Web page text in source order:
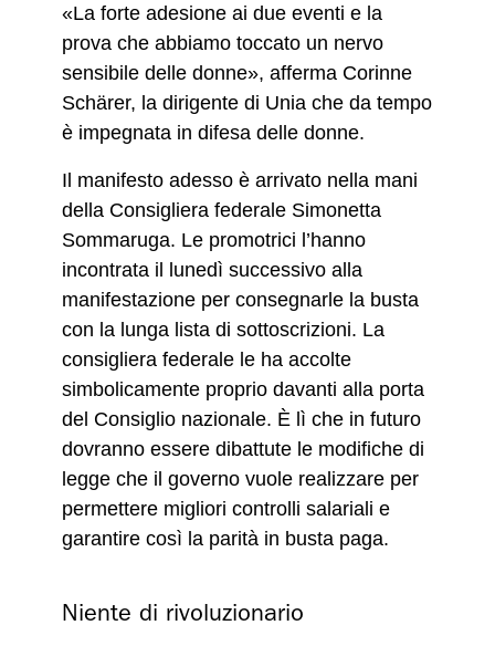
«La forte adesione ai due eventi e la
prova che abbiamo toccato un nervo
sensibile delle donne», afferma Corinne
Schärer, la dirigente di Unia che da tempo
è impegnata in difesa delle donne.
Il manifesto adesso è arrivato nella mani
della Consigliera federale Simonetta
Sommaruga. Le promotrici l’hanno
incontrata il lunedì successivo alla
manifestazione per consegnarle la busta
con la lunga lista di sottoscrizioni. La
consigliera federale le ha accolte
simbolicamente proprio davanti alla porta
del Consiglio nazionale. È lì che in futuro
dovranno essere dibattute le modifiche di
legge che il governo vuole realizzare per
permettere migliori controlli salariali e
garantire così la parità in busta paga.
Niente di rivoluzionario